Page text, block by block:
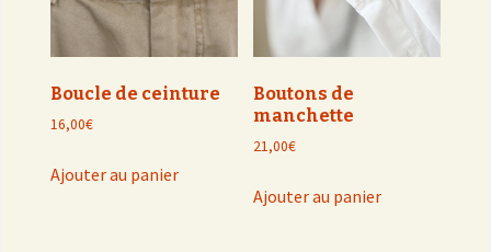
Boucle de ceinture
16,00€
Ajouter au panier
Boutons de
manchette
21,00€
Ajouter au panier